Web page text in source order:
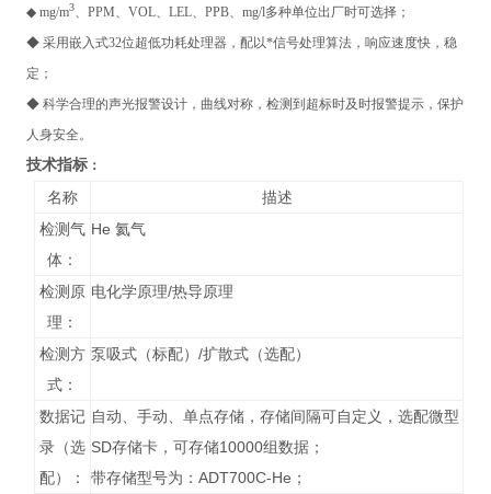
◆ mg/m3、PPM、VOL、LEL、PPB、mg/l多种单位出厂时可选择；
◆ 采用嵌入式32位超低功耗处理器，配以*信号处理算法，响应速度快，稳
定；
◆ 科学合理的声光报警设计，曲线对称，检测到超标时及时报警提示，保护
人身安全。
技术指标：
名称
描述
检测气
体：
He 氦气
检测原
理：
电化学原理/热导原理
检测方
式：
泵吸式（标配）/扩散式（选配）
数据记
录（选
配）：
自动、手动、单点存储，存储间隔可自定义，选配微型
SD存储卡，可存储10000组数据；
带存储型号为：ADT700C-He；